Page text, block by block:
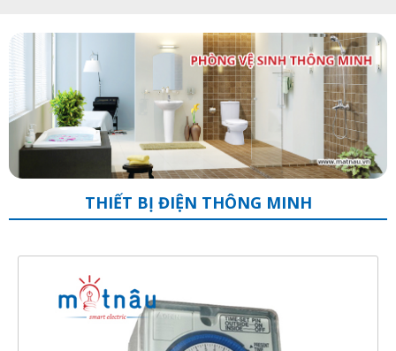
THIẾT BỊ ĐIỆN THÔNG MINH